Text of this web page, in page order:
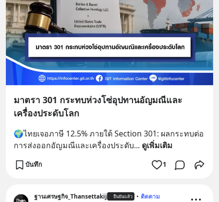
มาตรา 301 กระทบห่วงโซ่อุปทานอัญมณีและ
เครื่องประดับโลก
🌍ไทยเจอภาษี 12.5% ภายใต้ Section 301: ผลกระทบต่อ
การส่งออกอัญมณีและเครื่องประดับ... ดูเพิ่มเติม
บันทึก 1
ฐานเศรษฐกิจ_Thansettakij ยืนยันแล้ว • ติดตาม